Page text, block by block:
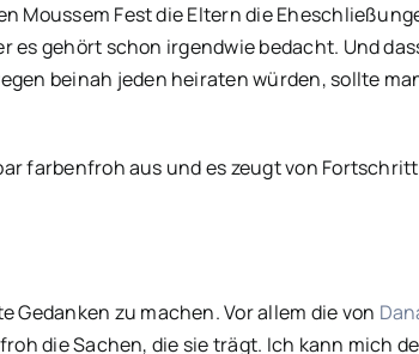
Moussem Fest die Eltern die
gehört schon irgendwie bedacht. Und
beinah jeden heiraten würden, sollte
farbenfroh aus und es zeugt von
zu machen. Vor allem die von
die Sachen, die sie trägt. Ich kann mich